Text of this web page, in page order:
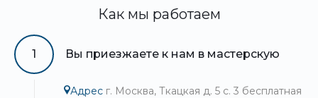
Как мы работаем
1 Вы приезжаете к нам в мастерскую
Адрес г. Москва, Ткацкая д. 5 с. 3 бесплатная